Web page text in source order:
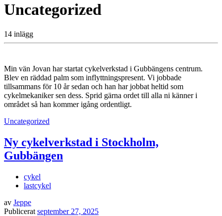
Uncategorized
14 inlägg
Min vän Jovan har startat cykelverkstad i Gubbängens centrum.
Blev en räddad palm som inflyttningspresent. Vi jobbade
tillsammans för 10 år sedan och han har jobbat heltid som
cykelmekaniker sen dess. Sprid gärna ordet till alla ni känner i
området så han kommer igång ordentligt.
Uncategorized
Ny cykelverkstad i Stockholm,
Gubbängen
cykel
lastcykel
av Jeppe
Publicerat september 27, 2025